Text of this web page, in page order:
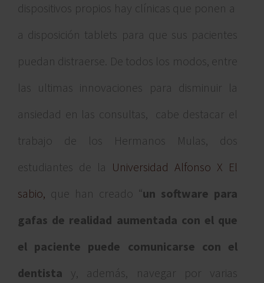
dispositivos propios hay clínicas que ponen a
a disposición tablets para que sus pacientes
puedan distraerse. De todos los modos, entre
las ultimas innovaciones para disminuir la
ansiedad en las consultas, cabe destacar el
trabajo de los Hermanos Mulas, dos
estudiantes de la Universidad Alfonso X El
sabio, que han creado “un software para
gafas de realidad aumentada con el que
el paciente puede comunicarse con el
dentista y, además, navegar por varias